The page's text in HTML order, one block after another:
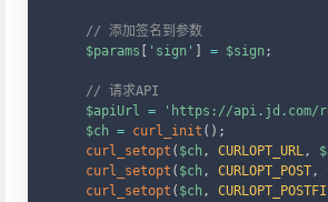
// 添加签名到参数
$params
'sign' = $sign ;
// 请求API
$apiUrl = 'https://api.jd.com/
$ch = curl_init ( ) ;
curl_setopt ( $ch , CURLOPT_URL,
curl_setopt ( $ch , CURLOPT_POST,
curl_setopt ( $ch ,